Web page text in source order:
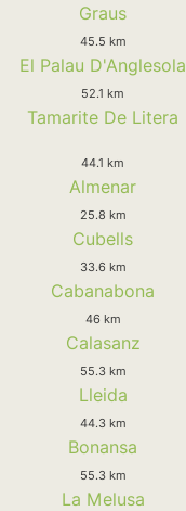
Graus
45.5 km
El Palau D'Anglesola
52.1 km
Tamarite De Litera
44.1 km
Almenar
25.8 km
Cubells
33.6 km
Cabanabona
46 km
Calasanz
55.3 km
Lleida
44.3 km
Bonansa
55.3 km
La Melusa